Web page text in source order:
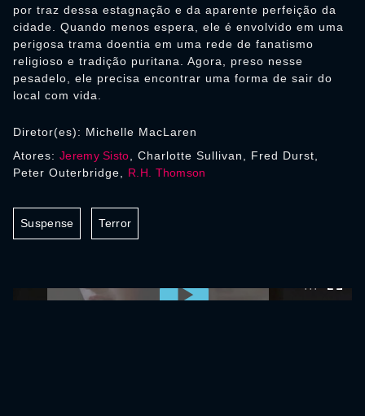
por traz dessa estagnação e da aparente perfeição da
cidade. Quando menos espera, ele é envolvido em uma
perigosa trama doentia em uma rede de fanatismo
religioso e tradição puritana. Agora, preso nesse
pesadelo, ele precisa encontrar uma forma de sair do
local com vida.
Diretor(es): Michelle MacLaren
Atores: Jeremy Sisto , Charlotte Sullivan, Fred Durst,
Peter Outerbridge, R.H. Thomson
Suspense Terror